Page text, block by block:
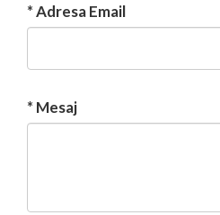
*Adresa Email
* Mesaj